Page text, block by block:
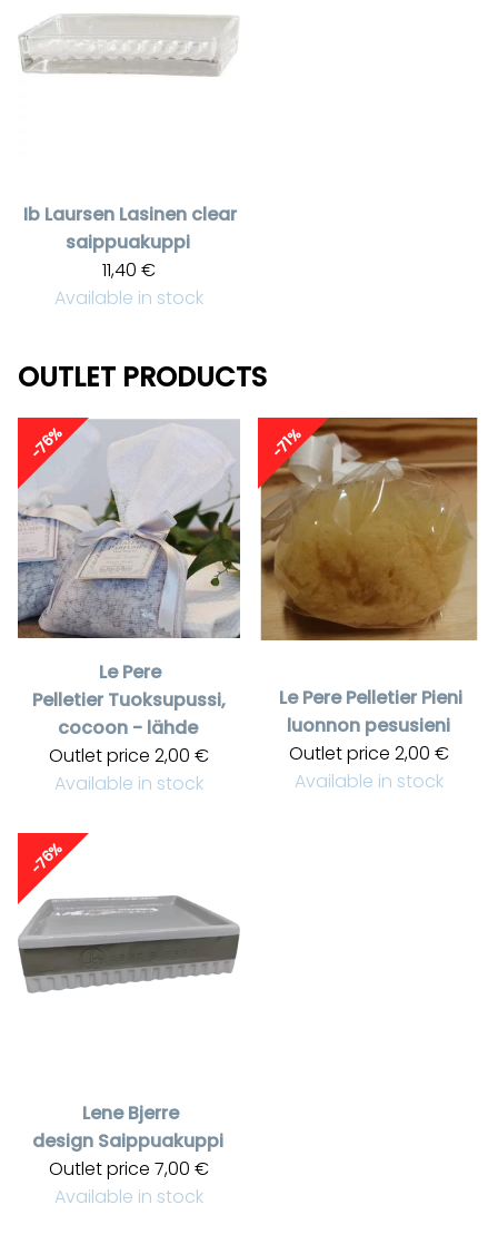
Ib Laursen Lasinen clear
saippuakuppi
11,40 €
Available in stock
OUTLET PRODUCTS
-76%
Le Pere
Pelletier Tuoksupussi,
cocoon - lähde
Outlet price 2,00 €
Available in stock
-71%
Le Pere Pelletier Pieni
luonnon pesusieni
Outlet price 2,00 €
Available in stock
-76%
Lene Bjerre
design Saippuakuppi
Outlet price 7,00 €
Available in stock